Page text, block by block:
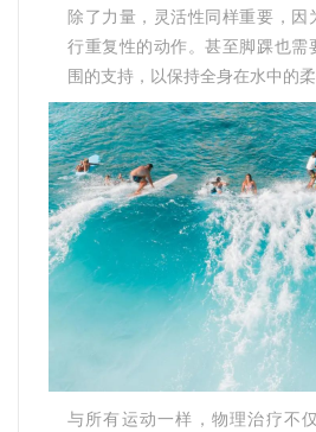
除了力量，灵活性同样重要，因
行重复性的动作。甚至脚踝也需
围的支持，以保持全身在水中的柔
与所有运动一样，物理治疗不